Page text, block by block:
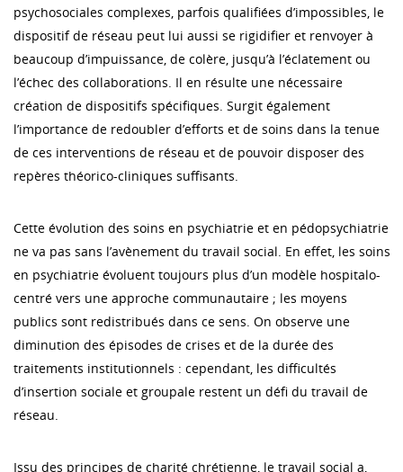
psychosociales complexes, parfois qualifiées d’impossibles, le
dispositif de réseau peut lui aussi se rigidifier et renvoyer à
beaucoup d’impuissance, de colère, jusqu’à l’éclatement ou
l’échec des collaborations. Il en résulte une nécessaire
création de dispositifs spécifiques. Surgit également
l’importance de redoubler d’efforts et de soins dans la tenue
de ces interventions de réseau et de pouvoir disposer des
repères théorico-cliniques suffisants.
Cette évolution des soins en psychiatrie et en pédopsychiatrie
ne va pas sans l’avènement du travail social. En effet, les soins
en psychiatrie évoluent toujours plus d’un modèle hospitalo-
centré vers une approche communautaire ; les moyens
publics sont redistribués dans ce sens. On observe une
diminution des épisodes de crises et de la durée des
traitements institutionnels : cependant, les difficultés
d’insertion sociale et groupale restent un défi du travail de
réseau.
Issu des principes de charité chrétienne, le travail social a,